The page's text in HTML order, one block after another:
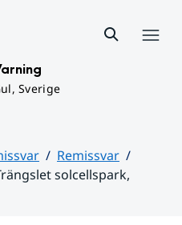
Sverige
Remissvar
solcellspark,